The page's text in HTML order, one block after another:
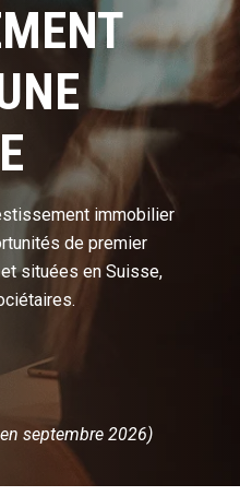
immobilier
de premier
situées en Suisse,
septembre 2026)